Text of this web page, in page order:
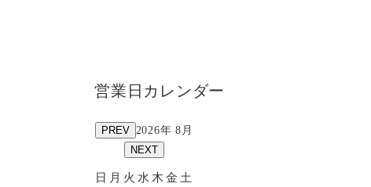
営業日カレンダー
PREV
2026年 8月
NEXT
日 月 火 水 木 金 土